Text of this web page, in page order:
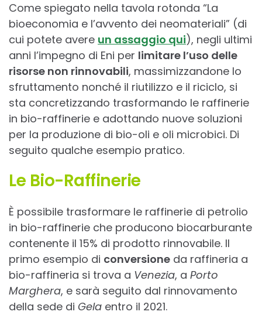
Come spiegato nella tavola rotonda “La
bioeconomia e l’avvento dei neomateriali” (di
cui potete avere un assaggio qui), negli ultimi
anni l’impegno di Eni per limitare l’uso delle
risorse non rinnovabili, massimizzandone lo
sfruttamento nonché il riutilizzo e il riciclo, si
sta concretizzando trasformando le raffinerie
in bio-raffinerie e adottando nuove soluzioni
per la produzione di bio-oli e oli microbici. Di
seguito qualche esempio pratico.
Le Bio-Raffinerie
È possibile trasformare le raffinerie di petrolio
in bio-raffinerie che producono biocarburante
contenente il 15% di prodotto rinnovabile. Il
primo esempio di conversione da raffineria a
bio-raffineria si trova a Venezia, a Porto
Marghera, e sarà seguito dal rinnovamento
della sede di Gela entro il 2021.